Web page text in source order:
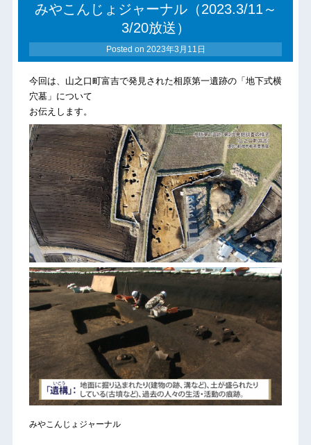
みやこんじょジャーナル（2023.3/11～
3/20放送）
Posted on 2023年3月11日
今回は、山之口町富吉で発見された相原第一遺跡の「地下式横
穴墓」について
お伝えします。
みやこんじょジャーナル